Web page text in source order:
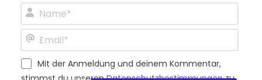
Name*
Email*Mit der Anmeldung und deinem Kommentar,